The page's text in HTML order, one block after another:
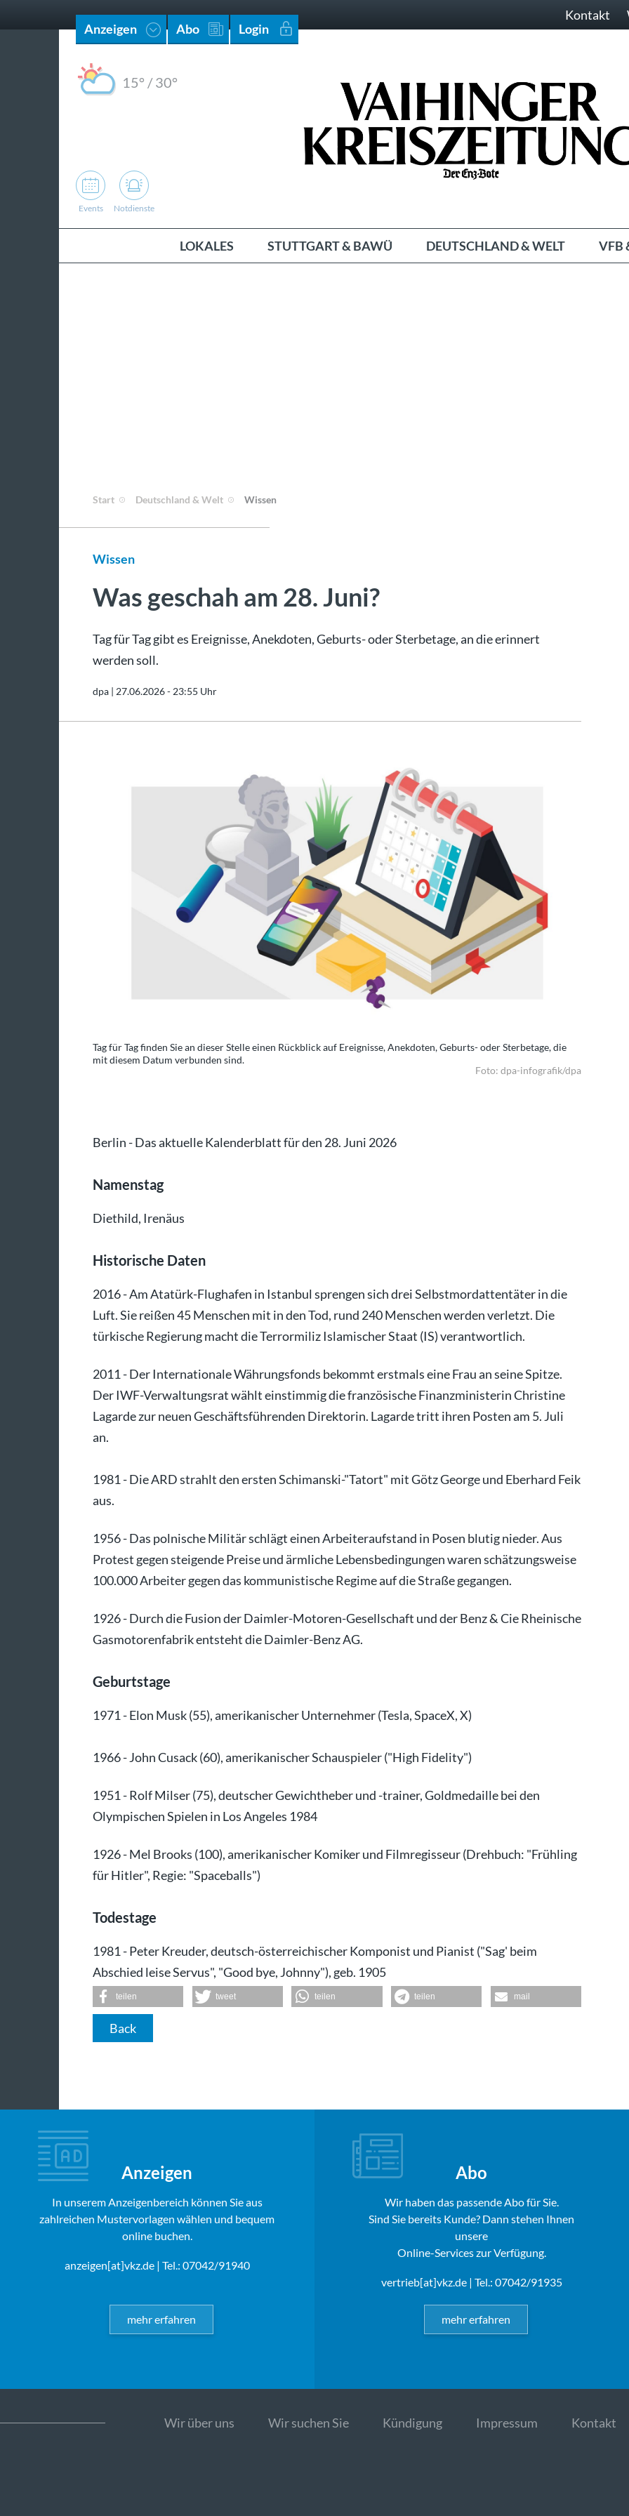
Anzeigen Abo Login
Kontakt
15° /30°
Events Notdienste
LOKALES STUTTGART & BAWÜ DEUTSCHLAND & WELT VFB
Start Deutschland & Welt Wissen
Wissen
Was geschah am 28. Juni?
Tag für Tag gibt es Ereignisse, Anekdoten, Geburts- oder Sterbetage, an die erinnert
werden soll.
dpa | 27.06.2026 - 23:55 Uhr
Tag für Tag finden Sie an dieser Stelle einen Rückblick auf Ereignisse, Anekdoten, Geburts- oder Sterbetage, die
mit diesem Datum verbunden sind.
Foto: dpa-infografik/dpa
Berlin - Das aktuelle Kalenderblatt für den 28. Juni 2026
Namenstag
Diethild, Irenäus
Historische Daten
2016 - Am Atatürk-Flughafen in Istanbul sprengen sich drei Selbstmordattentäter in die
Luft. Sie reißen 45 Menschen mit in den Tod, rund 240 Menschen werden verletzt. Die
türkische Regierung macht die Terrormiliz Islamischer Staat (IS) verantwortlich.
2011 - Der Internationale Währungsfonds bekommt erstmals eine Frau an seine Spitze.
Der IWF-Verwaltungsrat wählt einstimmig die französische Finanzministerin Christine
Lagarde zur neuen Geschäftsführenden Direktorin. Lagarde tritt ihren Posten am 5. Juli
an.
1981 - Die ARD strahlt den ersten Schimanski-"Tatort" mit Götz George und Eberhard Feik
aus.
1956 - Das polnische Militär schlägt einen Arbeiteraufstand in Posen blutig nieder. Aus
Protest gegen steigende Preise und ärmliche Lebensbedingungen waren schätzungsweise
100.000 Arbeiter gegen das kommunistische Regime auf die Straße gegangen.
1926 - Durch die Fusion der Daimler-Motoren-Gesellschaft und der Benz & Cie Rheinische
Gasmotorenfabrik entsteht die Daimler-Benz AG.
Geburtstage
1971 - Elon Musk (55), amerikanischer Unternehmer (Tesla, SpaceX, X)
1966 - John Cusack (60), amerikanischer Schauspieler ("High Fidelity")
1951 - Rolf Milser (75), deutscher Gewichtheber und -trainer, Goldmedaille bei den
Olympischen Spielen in Los Angeles 1984
1926 - Mel Brooks (100), amerikanischer Komiker und Filmregisseur (Drehbuch: "Frühling
für Hitler", Regie: "Spaceballs")
Todestage
1981 - Peter Kreuder, deutsch-österreichischer Komponist und Pianist ("Sag' beim
Abschied leise Servus", "Good bye, Johnny"), geb. 1905
teilen tweet teilen teilen mail
Back
Anzeigen
In unserem Anzeigenbereich können Sie aus
zahlreichen Mustervorlagen wählen und bequem
online buchen.
anzeigen[at]vkz.de| Tel.: 07042/91940
mehr erfahren
Abo
Wir haben das passende Abo für Sie.
Sind Sie bereits Kunde? Dann stehen Ihnen
unsere
Online-Services zur Verfügung.
vertrieb[at]vkz.de| Tel.: 07042/91935
mehr erfahren
Wir über uns Wir suchen Sie Kündigung Impressum Kontakt